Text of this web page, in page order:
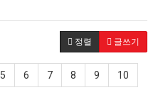
정렬 글쓰기
5 6 7 8 9 10